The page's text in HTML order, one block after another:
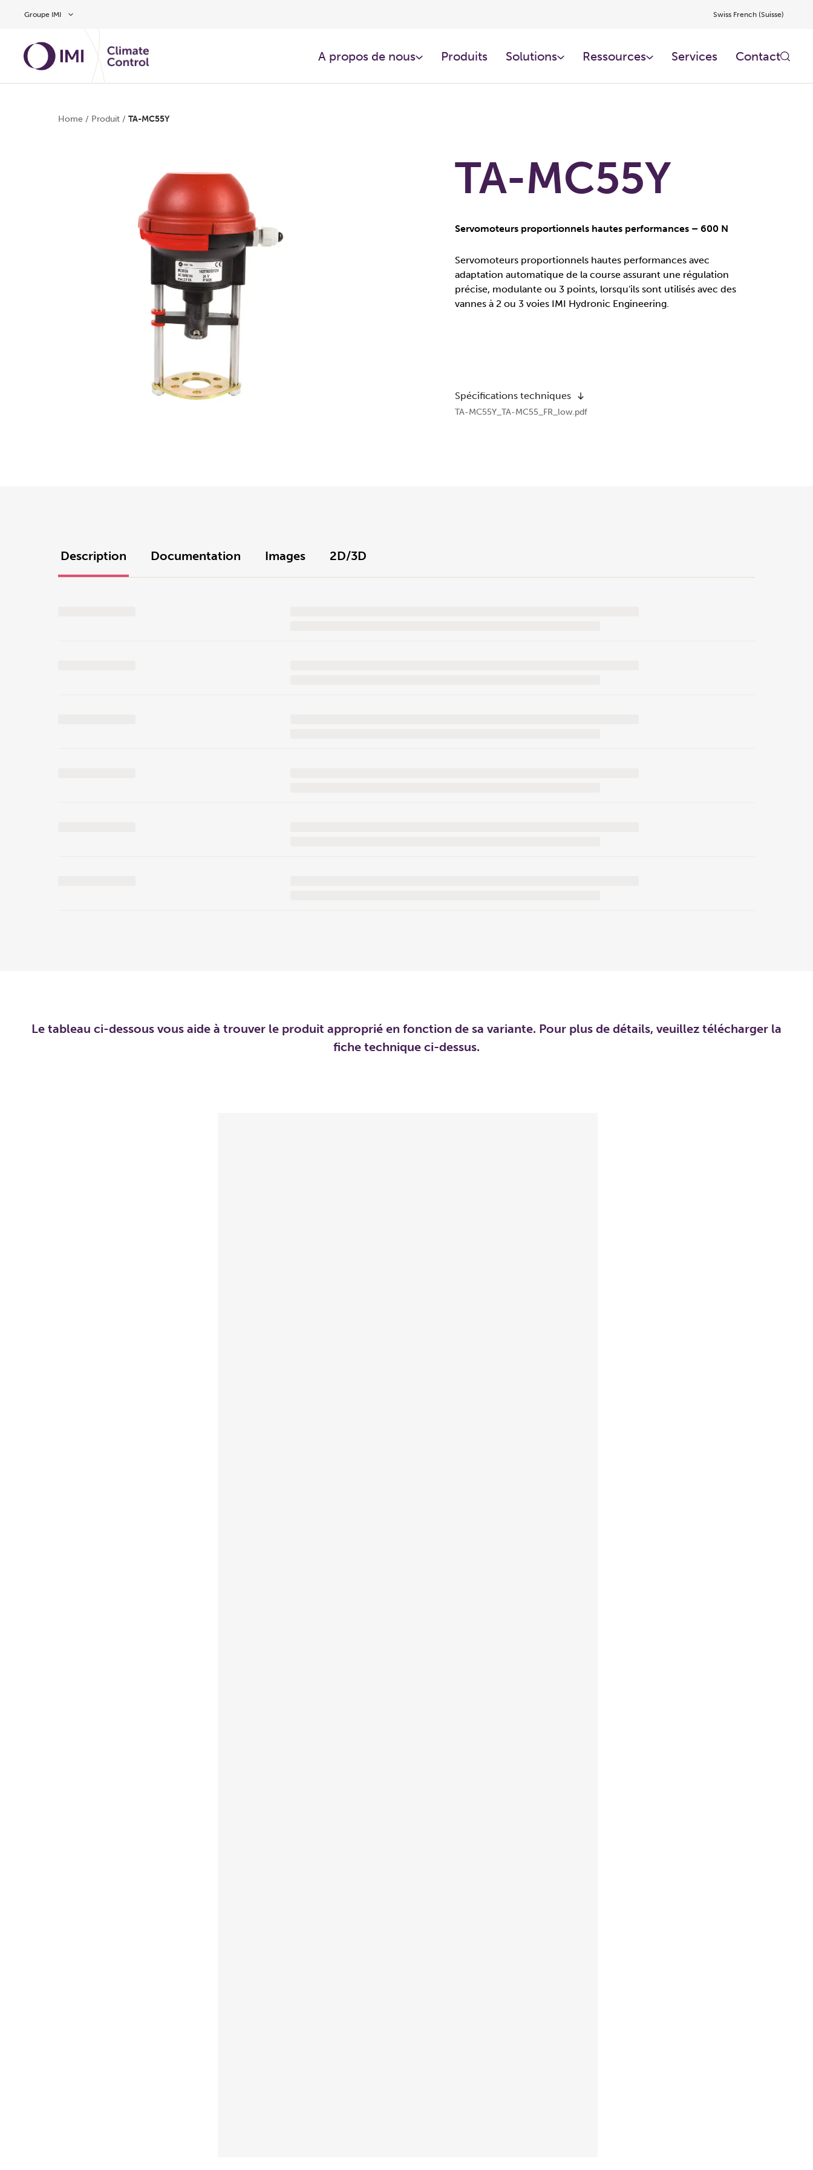
Groupe IMI Swiss French (Suisse)
A propos de nous Produits Solutions Ressources​ Services​ Contact
Home / Produit / TA-MC55Y
TA-MC55Y
Servomoteurs proportionnels hautes performances – 600 N
Servomoteurs proportionnels hautes performances avec
adaptation automatique de la course assurant une régulation
précise, modulante ou 3 points, lorsqu'ils sont utilisés avec des
vannes à 2 ou 3 voies IMI Hydronic Engineering.
Spécifications techniques
TA-MC55Y_TA-MC55_FR_low.pdf
Description Documentation Images 2D/3D
Le tableau ci-dessous vous aide à trouver le produit approprié en fonction de sa variante. Pour plus de détails, veuillez télécharger la
fiche technique ci-dessus.